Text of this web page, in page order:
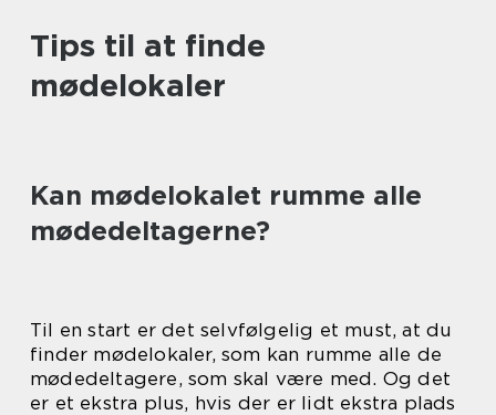
Tips til at finde
mødelokaler
Kan mødelokalet rumme alle
mødedeltagerne?
Til en start er det selvfølgelig et must, at du
finder mødelokaler, som kan rumme alle de
mødedeltagere, som skal være med. Og det
er et ekstra plus, hvis der er lidt ekstra plads